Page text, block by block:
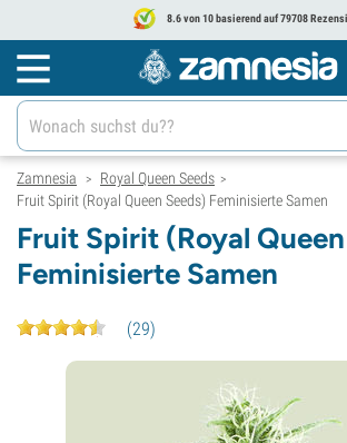
8.6 von 10 basierend auf 79708
Zamnesia > Royal Queen Seeds >
Fruit Spirit (Royal Queen Seeds) Feminisierte Samen
Fruit Spirit (Royal
Feminisierte Samen
(29)